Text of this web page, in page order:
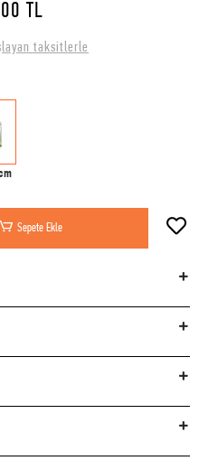
TL
taksitlerle
Sepete Ekle